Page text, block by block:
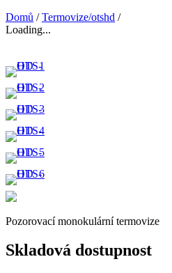
Domů /Termovize/otshd /
Loading...
Pozorovací monokulární termovize
Skladová dostupnost